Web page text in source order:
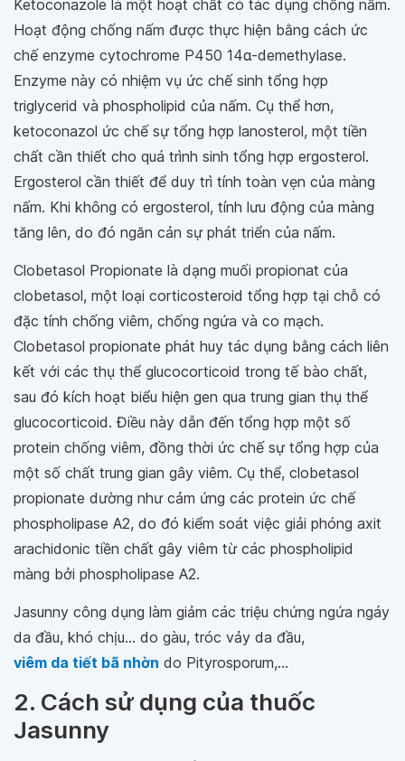
Ketoconazole là một hoạt chất có tác dụng chống nấm.
Hoạt động chống nấm được thực hiện bằng cách ức
chế enzyme cytochrome P450 14α-demethylase.
Enzyme này có nhiệm vụ ức chế sinh tổng hợp
triglycerid và phospholipid của nấm. Cụ thể hơn,
ketoconazol ức chế sự tổng hợp lanosterol, một tiền
chất cần thiết cho quá trình sinh tổng hợp ergosterol.
Ergosterol cần thiết để duy trì tính toàn vẹn của màng
nấm. Khi không có ergosterol, tính lưu động của màng
tăng lên, do đó ngăn cản sự phát triển của nấm.
Clobetasol Propionate là dạng muối propionat của
clobetasol, một loại corticosteroid tổng hợp tại chỗ có
đặc tính chống viêm, chống ngứa và co mạch.
Clobetasol propionate phát huy tác dụng bằng cách liên
kết với các thụ thể glucocorticoid trong tế bào chất,
sau đó kích hoạt biểu hiện gen qua trung gian thụ thể
glucocorticoid. Điều này dẫn đến tổng hợp một số
protein chống viêm, đồng thời ức chế sự tổng hợp của
một số chất trung gian gây viêm. Cụ thể, clobetasol
propionate dường như cảm ứng các protein ức chế
phospholipase A2, do đó kiểm soát việc giải phóng axit
arachidonic tiền chất gây viêm từ các phospholipid
màng bởi phospholipase A2.
Jasunny công dụng làm giảm các triệu chứng ngứa ngáy
da đầu, khó chịu... do gàu, tróc vảy da đầu,
viêm da tiết bã nhờn do Pityrosporum,...
2. Cách sử dụng của thuốc
Jasunny